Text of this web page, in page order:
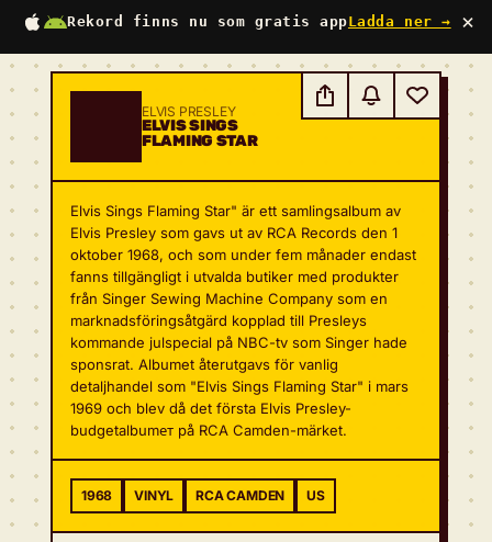
Rekord finns nu som gratis appLadda ner → ×